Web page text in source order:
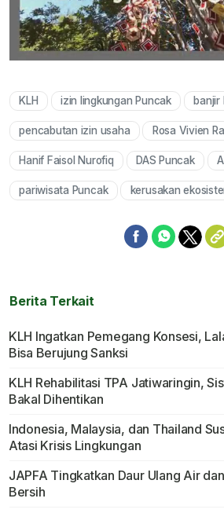
KLH izin lingkungan Puncak banjir
pencabutan izin usaha Rosa Vivien
Hanif Faisol Nurofiq DAS Puncak
pariwisata Puncak kerusakan
Berita Terkait
KLH Ingatkan Pemegang Konsesi,
Bisa Berujung Sanksi
KLH Rehabilitasi TPA Jatiwaringin,
Bakal Dihentikan
Indonesia, Malaysia, dan Thailand
Atasi Krisis Lingkungan
JAPFA Tingkatkan Daur Ulang Air
Bersih